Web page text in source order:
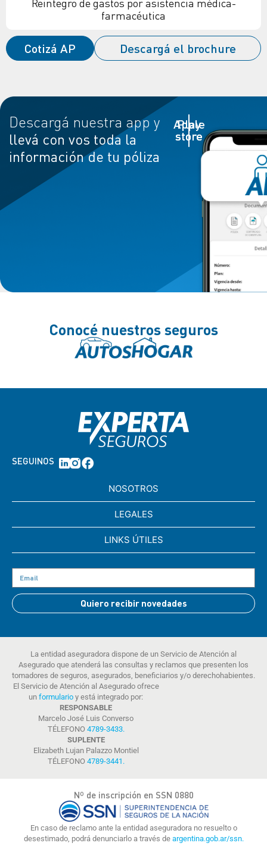
Reintegro de gastos por asistencia médica-
farmacéutica
Cotizá AP Descargá el brochure
Descargá nuestra app y
llevá con vos toda la
información de tu póliza
Apple
store
Play
store
Conocé nuestros seguros
SEGUINOS
NOSOTROS
LEGALES
LINKS ÚTILES
Quiero recibir novedades
La entidad aseguradora dispone de un Servicio de Atención al
Asegurado que atenderá las consultas y reclamos que presenten los
tomadores de seguros, asegurados, beneficiarios y/o derechohabientes.
El Servicio de Atención al Asegurado ofrece
un formulario y está integrado por:
RESPONSABLE
Marcelo José Luis Converso
TÉLEFONO 4789-3433.
SUPLENTE
Elizabeth Lujan Palazzo Montiel
TÉLEFONO 4789-3441 .
Nº de inscripción en SSN 0880
En caso de reclamo ante la entidad aseguradora no resuelto o
desestimado, podrá denunciarlo a través de argentina.gob.ar/ssn.